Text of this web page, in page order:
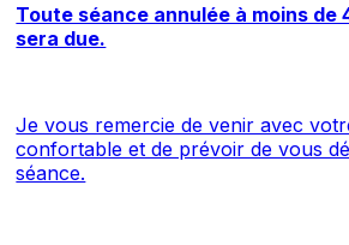
Toute séance annulée à moins de
sera due.
Je vous remercie de venir avec
confortable et de prévoir de vous
séance.